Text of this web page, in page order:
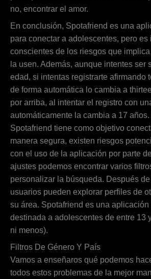
no, encontrar el amor.
En conclusión, Spotafriend es una
para conectar a adolescentes, pero es
conscientes de los riesgos que
la usen. Además, aunque intentes ser
edad, si intentas registrarte afirmando
de forma automática lo cambia a
por arriba, al intentar el registro con
automáticamente la cambia a 17
Spotafriend tiene como objetivo
manera segura, existen riesgos
con el uso de la aplicación por parte
ajustes podemos encontrar varios
personalizar la búsqueda. Después
usuarios pueden explorar perfiles de
su área. Spotafriend es una aplicación
destinada a adolescentes de entre 13
ni menos).
Filtros De Género Y País
Vamos a enseñaros qué podemos
todos estos problemas de la mejor